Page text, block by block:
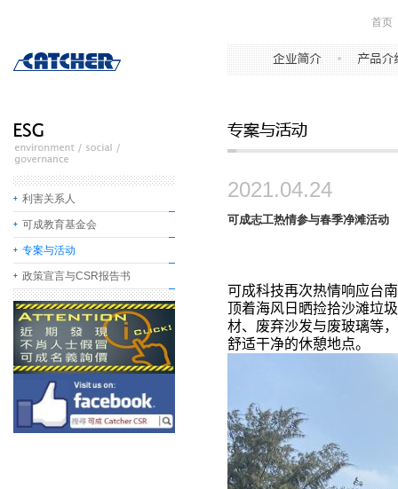
利害关系人
可成教育基金会
专案与活动
政策宣言与CSR报告书
2021.04.24
可成志工热情参与春季净滩活动
可成科技再次热情响应台
顶着海风日晒捡拾沙滩垃
材、废弃沙发与废玻璃等
舒适干净的休憩地点。
首页